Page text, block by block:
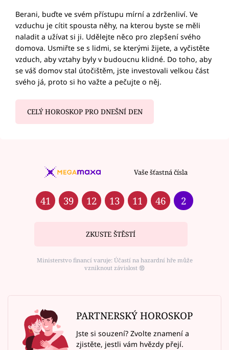
Berani, buďte ve svém přístupu mírní a zdrženliví. Ve
vzduchu je cítit spousta něhy, na kterou byste se měli
naladit a užívat si ji. Udělejte něco pro zlepšení svého
domova. Usmiřte se s lidmi, se kterými žijete, a vyčistěte
vzduch, aby vztahy byly v budoucnu klidné. Do toho, aby
se váš domov stal útočištěm, jste investovali velkou část
svého já, proto si ho važte a pečujte o něj.
CELÝ HOROSKOP PRO DNEŠNÍ DEN
Vaše šťastná čísla
41 39 12 13 11 46 2
ZKUSTE ŠTĚSTÍ
Ministerstvo financí varuje: Účastí na hazardní hře může
vzniknout závislost ⑱
PARTNERSKÝ HOROSKOP
Jste si souzení? Zvolte znamení a
zjistěte, jestli vám hvězdy přejí.